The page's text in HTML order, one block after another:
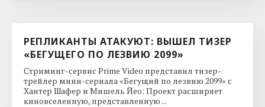
РЕПЛИКАНТЫ АТАКУЮТ: ВЫШЕЛ ТИЗЕР
«БЕГУЩЕГО ПО ЛЕЗВИЮ 2099»
Стриминг-сервис Prime Video представил тизер-
трейлер мини-сериала «Бегущий по лезвию 2099» с
Хантер Шафер и Мишель Йео: Проект расширяет
киновселенную, представленную ...